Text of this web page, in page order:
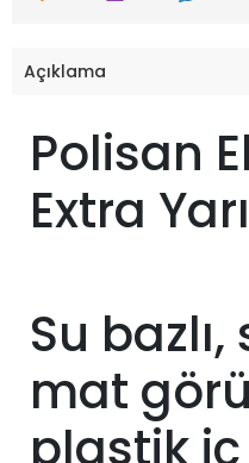
Açıklama
Polisan
Extra
Su
mat
plastik